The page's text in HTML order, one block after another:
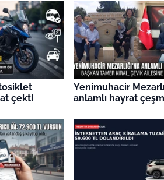
çekti
Yenimuhacir
anlamlı hayrat